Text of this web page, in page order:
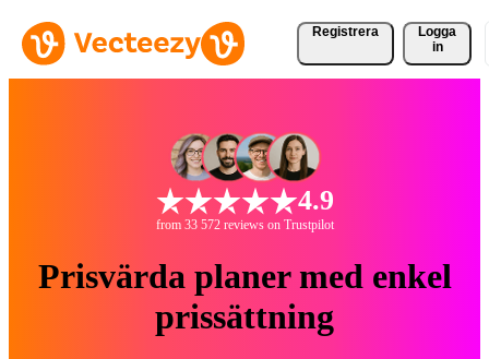
Registrera
Logga
in
4.9
from 33 572 reviews on Trustpilot
Prisvärda planer med enkel
prissättning